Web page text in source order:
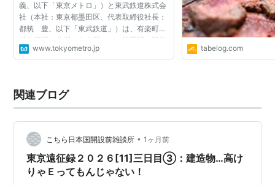
義、以下「東京メトロ」）と東武鉄道株式会
社（本社：東京都墨田区、代表取締役社長：
都筑 豊、以下「東武鉄道」）は、有楽町線
延伸区間（豊洲・住吉間）が、同区間の開業
（２０３０年代半ば）に合わせて、半蔵門線
www.tokyometro.jp tabelog.com
関連ブログ
こちら日本国開設前雑談所 • 1ヶ月前
東京遠征録２０２６[11]三日目③：建造物…高け
りゃＥってもんじゃない！